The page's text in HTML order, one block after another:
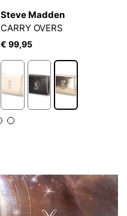
Steve Madden
CARRY OVERS
€ 99,95